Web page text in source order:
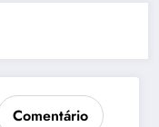
Comentário